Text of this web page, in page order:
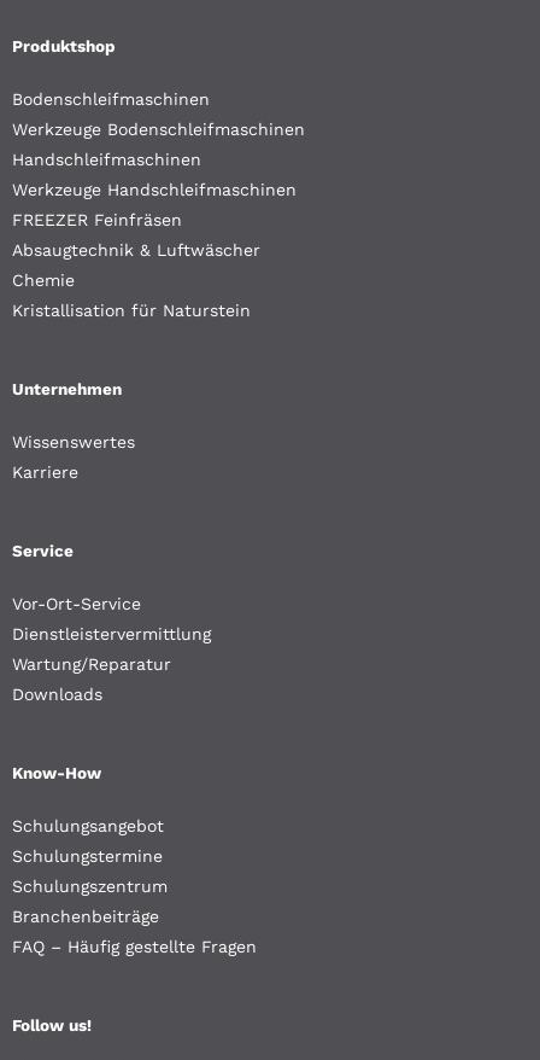
Produktshop
Bodenschleifmaschinen
Werkzeuge Bodenschleifmaschinen
Handschleifmaschinen
Werkzeuge Handschleifmaschinen
FREEZER Feinfräsen
Absaugtechnik & Luftwäscher
Chemie
Kristallisation für Naturstein
Unternehmen
Wissenswertes
Karriere
Service
Vor-Ort-Service
Dienstleistervermittlung
Wartung/Reparatur
Downloads
Know-How
Schulungsangebot
Schulungstermine
Schulungszentrum
Branchenbeiträge
FAQ – Häufig gestellte Fragen
Follow us!